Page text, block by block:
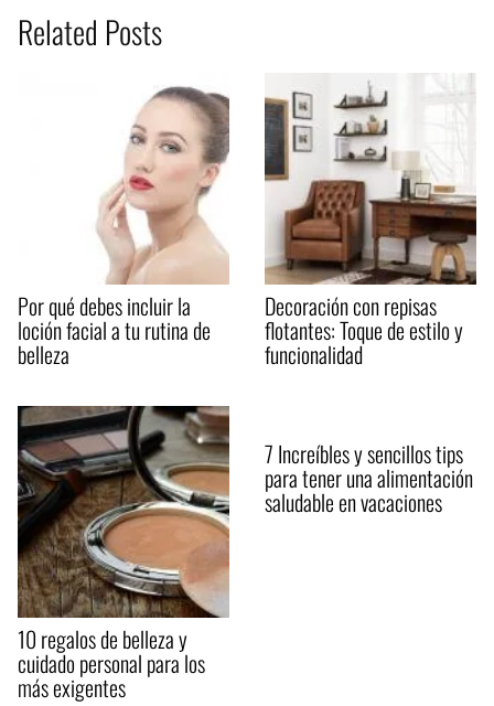
Related Posts
Por qué debes incluir la
loción facial a tu rutina de
belleza
Decoración con repisas
flotantes: Toque de estilo y
funcionalidad
10 regalos de belleza y
cuidado personal para los
más exigentes
7 Increíbles y sencillos tips
para tener una alimentación
saludable en vacaciones